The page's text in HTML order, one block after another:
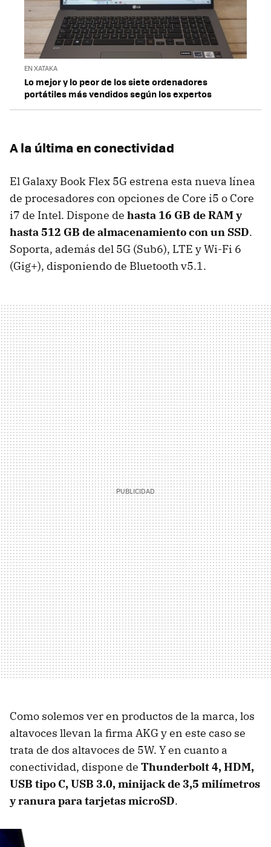
EN XATAKA
Lo mejor y lo peor de los siete ordenadores
portátiles más vendidos según los expertos
A la última en conectividad
El Galaxy Book Flex 5G estrena esta nueva línea
de procesadores con opciones de Core i5 o Core
i7 de Intel. Dispone de hasta 16 GB de RAM y
hasta 512 GB de almacenamiento con un SSD.
Soporta, además del 5G (Sub6), LTE y Wi-Fi 6
(Gig+), disponiendo de Bluetooth v5.1.
Como solemos ver en productos de la marca, los
altavoces llevan la firma AKG y en este caso se
trata de dos altavoces de 5W. Y en cuanto a
conectividad, dispone de Thunderbolt 4, HDM,
USB tipo C, USB 3.0, minijack de 3,5 milímetros
y ranura para tarjetas microSD.